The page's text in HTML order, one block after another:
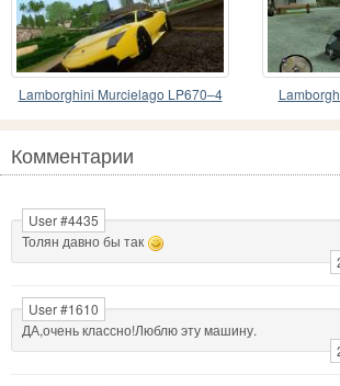
Lamborghini Murcielago LP670–4
Комментарии
Толян давно бы так
User #4435
ДА,очень классно!Люблю эту машину.
User #1610